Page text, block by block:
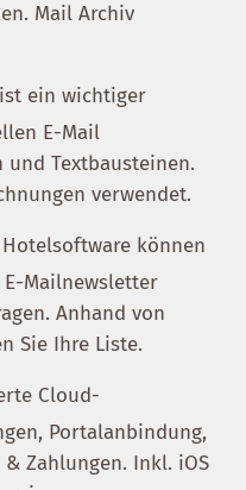
Mail Archiv
ein wichtiger
E-Mail
Textbausteinen.
verwendet.
können
Mailnewsletter
Anhand von
Sie Ihre Liste.
Cloud-
Portalanbindung,
Zahlungen. Inkl. iOS